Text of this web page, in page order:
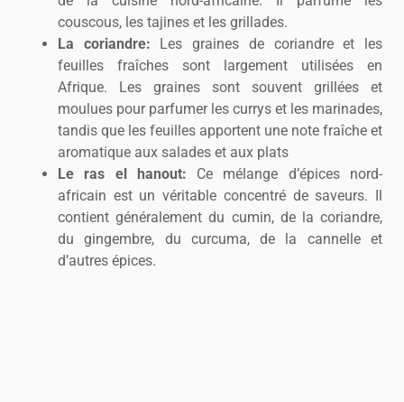
couscous, les tajines et les grillades.
La coriandre: Les graines de coriandre et les
feuilles fraîches sont largement utilisées en
Afrique. Les graines sont souvent grillées et
moulues pour parfumer les currys et les marinades,
tandis que les feuilles apportent une note fraîche et
aromatique aux salades et aux plats
Le ras el hanout: Ce mélange d’épices nord-
africain est un véritable concentré de saveurs. Il
contient généralement du cumin, de la coriandre,
du gingembre, du curcuma, de la cannelle et
d’autres épices.